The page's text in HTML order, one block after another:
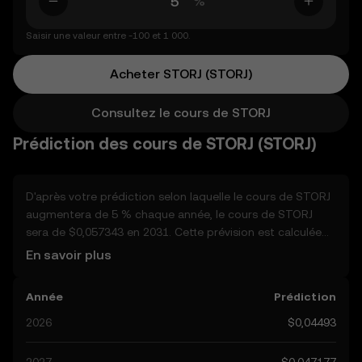
Saisir une valeur entre -100 et 1 000.
Acheter STORJ (STORJ)
Consultez le cours de STORJ
Prédiction des cours de STORJ (STORJ)
D'après votre prédiction selon laquelle le cours de STORJ
augmentera de 5 % chaque année, le cours de STORJ
sera de $0,057343 en 2031. Cette prévision est calculée
avec capitalisation annuelle Compte tenu du fait que le
fin de l'année, nous allons examiner d'autres facteurs du
monde réel susceptibles d'affecter ses performances.
STORJ varient de $0,04493 à $0,23603, avec un pic à
En savoir plus
Année
Prédiction
2026
$0,04493